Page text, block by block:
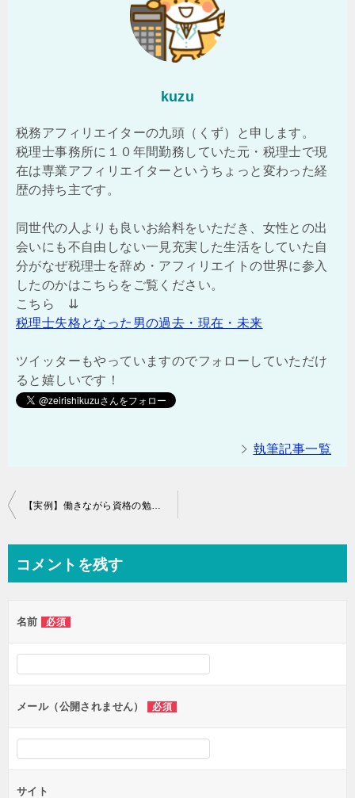
kuzu
税務アフィリエイターの九頭（くず）と申します。
税理士事務所に１０年間勤務していた元・税理士で現
在は専業アフィリエイターというちょっと変わった経
歴の持ち主です。
同世代の人よりも良いお給料をいただき、女性との出
会いにも不自由しない一見充実した生活をしていた自
分がなぜ税理士を辞め・アフィリエイトの世界に参入
したのかはこちらをご覧ください。
こちら ⇊
税理士失格となった男の過去・現在・未来
ツイッターもやっていますのでフォローしていただけ
ると嬉しいです！
執筆記事一覧
投
ビ
ー
シ
ン
【実例】働きながら資格の勉強や副業をする時の時間の使い方
コメントを残す
名前 必須
メール（公開されません） 必須
サイト